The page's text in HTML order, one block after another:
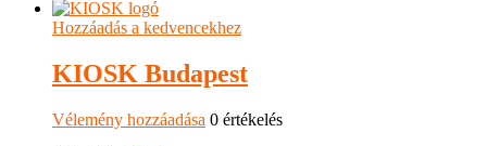
Hozzáadás a kedvencekhez
KIOSK Budapest
Vélemény hozzáadása 0 értékelés